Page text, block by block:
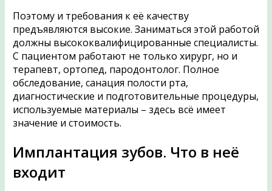
Поэтому и требования к её качеству
предъявляются высокие. Заниматься этой работой
должны высококвалифицированные специалисты.
С пациентом работают не только хирург, но и
терапевт, ортопед, пародонтолог. Полное
обследование, санация полости рта,
диагностические и подготовительные процедуры,
используемые материалы – здесь всё имеет
значение и стоимость.
Имплантация зубов. Что в неё
входит